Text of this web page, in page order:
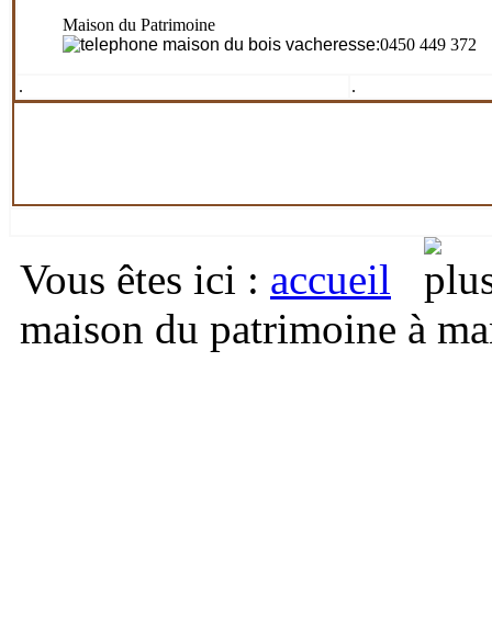
Maison du Patrimoine
:0450 449 372
. .
Vous êtes ici : accueil
maison du patrimoine à